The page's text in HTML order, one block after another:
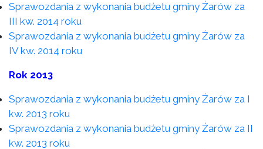
Sprawozdania z wykonania budżetu gminy Żarów za
III kw. 2014 roku
Sprawozdania z wykonania budżetu gminy Żarów za
IV kw. 2014 roku
Rok 2013
Sprawozdania z wykonania budżetu gminy Żarów za I
kw. 2013 roku
Sprawozdania z wykonania budżetu gminy Żarów za II
kw. 2013 roku